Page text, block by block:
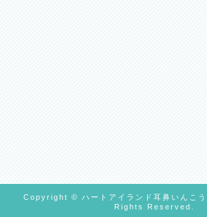
Copyright © ハートアイランド耳鼻いんこ
Rights Reserved.